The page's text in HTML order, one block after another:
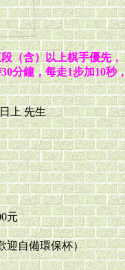
（含）以上棋手優先，
分鐘，每走1步加10秒
上 先生
元
迎自備環保杯）